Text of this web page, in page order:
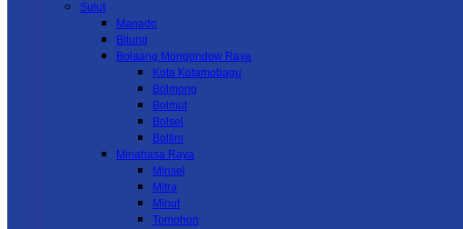
Sulut
Manado
Bitung
Bolaang Mongondow Raya
Kota Kotamobagu
Bolmong
Bolmut
Bolsel
Boltim
Minahasa Raya
Minsel
Mitra
Minut
Tomohon